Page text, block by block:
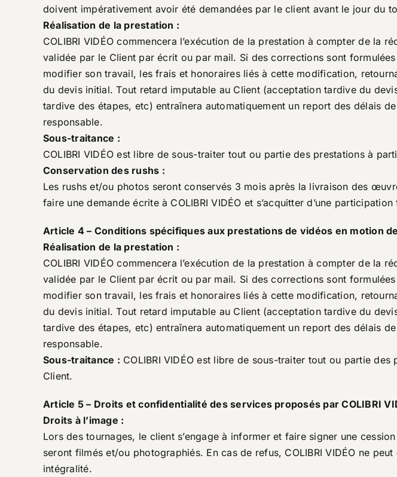
doivent impérativement avoir été demandées par le client avant le jour du
Réalisation de la prestation :
COLIBRI VIDÉO commencera l’exécution de la prestation à compter de
validée par le Client par écrit ou par mail. Si des corrections sont
modifier son travail, les frais et honoraires liés à cette modification,
du devis initial. Tout retard imputable au Client (acceptation tardive du
tardive des étapes, etc) entraînera automatiquement un report des délais
responsable.
Sous-traitance :
COLIBRI VIDÉO est libre de sous-traiter tout ou partie des prestations à
Conservation des rushs :
Les rushs et/ou photos seront conservés 3 mois après la livraison des
faire une demande écrite à COLIBRI VIDÉO et s’acquitter d’une
Article 4 – Conditions spécifiques aux prestations de vidéos en motion
Réalisation de la prestation :
COLIBRI VIDÉO commencera l’exécution de la prestation à compter de
validée par le Client par écrit ou par mail. Si des corrections sont
modifier son travail, les frais et honoraires liés à cette modification,
du devis initial. Tout retard imputable au Client (acceptation tardive du
tardive des étapes, etc) entraînera automatiquement un report des délais
responsable.
Sous-traitance : COLIBRI VIDÉO est libre de sous-traiter tout ou partie
Client.
Article 5 – Droits et confidentialité des services proposés par COLIBRI
Droits à l’image :
Lors des tournages, le client s’engage à informer et faire signer une
seront filmés et/ou photographiés. En cas de refus, COLIBRI VIDÉO ne
intégralité.